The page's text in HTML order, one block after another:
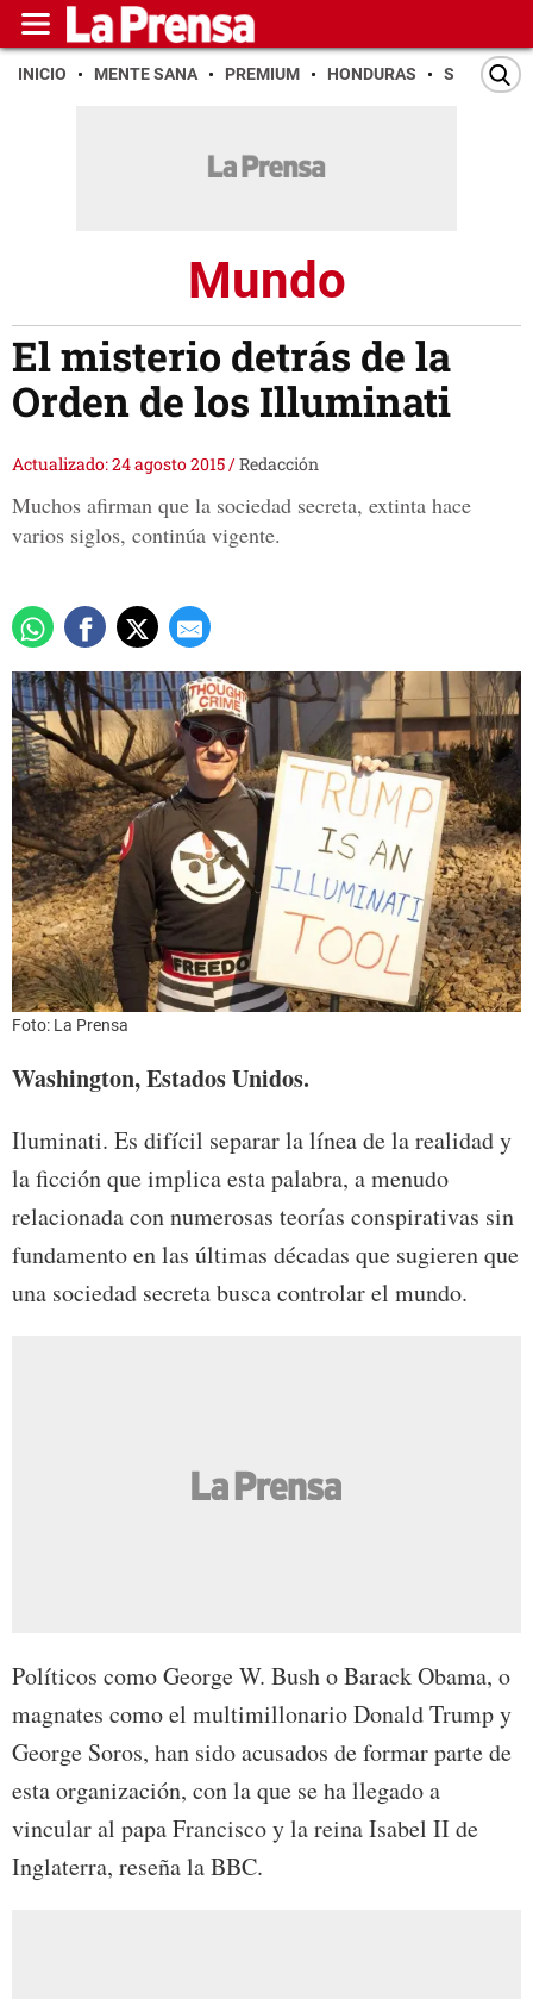
INICIO MENTE SANA PREMIUM HONDURAS SAN PEDRO
Mundo
El misterio detrás de la
Orden de los Illuminati
Actualizado: 24 agosto 2015/Redacción
Muchos afirman que la sociedad secreta, extinta hace
varios siglos, continúa vigente.
Foto: La Prensa
Washington, Estados Unidos.
Iluminati. Es difícil separar la línea de la realidad y
la ficción que implica esta palabra, a menudo
relacionada con numerosas teorías conspirativas sin
fundamento en las últimas décadas que sugieren que
una sociedad secreta busca controlar el mundo.
Políticos como George W. Bush o Barack Obama, o
magnates como el multimillonario Donald Trump y
George Soros, han sido acusados de formar parte de
esta organización, con la que se ha llegado a
vincular al papa Francisco y la reina Isabel II de
Inglaterra, reseña la BBC.